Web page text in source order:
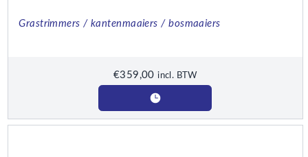
Grastrimmers / kantenmaaiers / bosmaaiers
€359,00 incl. BTW